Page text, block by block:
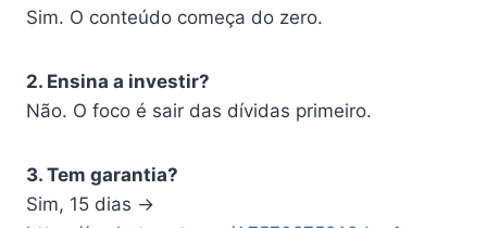
Sim. O conteúdo começa do zero.
2. Ensina a investir?
Não. O foco é sair das dívidas primeiro.
3. Tem garantia?
Sim, 15 dias →